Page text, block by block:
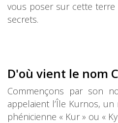
vous poser sur cette
secrets.
D'où vient le nom
Commençons par son
appelaient l’Île Kurnos,
phénicienne « Kur » ou «